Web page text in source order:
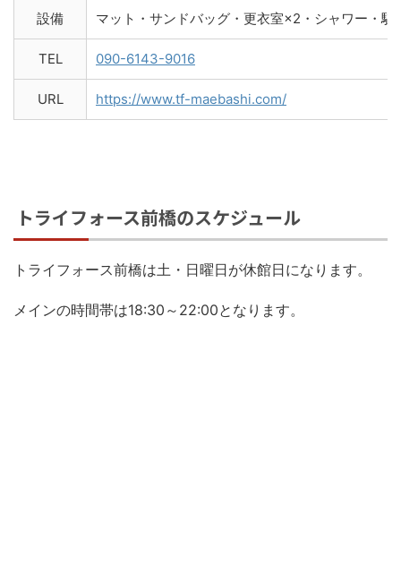
設備 マット・サンドバッグ・更衣室×2・シャワー・駐
TEL 090-6143-9016
URL https://www.tf-maebashi.com/
トライフォース前橋のスケジュール
トライフォース前橋は土・日曜日が休館日になります。
メインの時間帯は18:30～22:00となります。